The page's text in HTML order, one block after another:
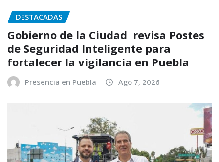
DESTACADAS
Gobierno de la Ciudad revisa Postes
de Seguridad Inteligente para
fortalecer la vigilancia en Puebla
Presencia en Puebla Ago 7, 2026